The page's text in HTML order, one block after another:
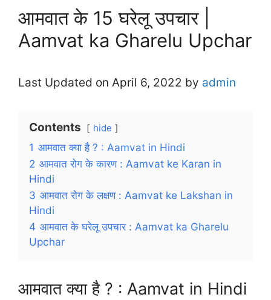
आमवात के 15 घरेलू उपचार |
Aamvat ka Gharelu Upchar
Last Updated on April 6, 2022 by admin
Contents hide
1 आमवात क्या है ? : Aamvat in Hindi
2 आमवात रोग के कारण : Aamvat ke Karan in
Hindi
3 आमवात रोग के लक्षण : Aamvat ke Lakshan in
Hindi
4 आमवात के घरेलू उपचार : Aamvat ka Gharelu
Upchar
आमवात क्या है ? : Aamvat in Hindi